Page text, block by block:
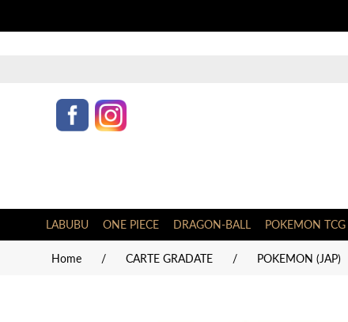
LABUBU ONE PIECE DRAGON-BALL POKEMON TCG
Home / CARTE GRADATE / POKEMON (JAP)